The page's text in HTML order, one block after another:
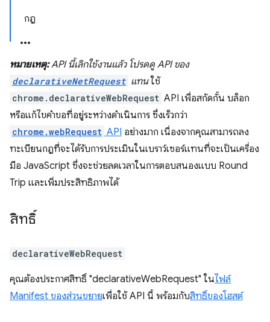
กฎ
หมายเหตุ:API นี้เลิกใช้งานแล้ว โปรดดู API ของ
declarativeNetRequest แทนใช้
chrome.declarativeWebRequest API เพื่อสกัดกั้น บล็อก
หรือแก้ไขคำขอที่อยู่ระหว่างดำเนินการ ซึ่งเร็วกว่า
chrome.webRequest API อย่างมาก เนื่องจากคุณสามารถลง
ทะเบียนกฎที่จะได้รับการประเมินในเบราว์เซอร์แทนที่จะเป็นเครื่อง
มือ JavaScript ซึ่งจะช่วยลดเวลาในการตอบสนองแบบ Round
Trip และเพิ่มประสิทธิภาพได้
สิทธิ์
declarativeWebRequest
คุณต้องประกาศสิทธิ์ "declarativeWebRequest" ในไฟล์
Manifest ของส่วนขยายเพื่อใช้ API นี้ พร้อมกับสิทธิ์ของโฮสต์